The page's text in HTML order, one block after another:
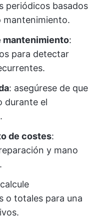
periódicos basados
mantenimiento.
mantenimiento:
para detectar
: asegúrese de que
durante el
de costes:
y mano
o totales para una